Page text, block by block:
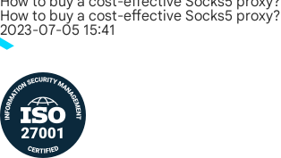
How to buy a cost-effective Socks5 proxy?
2023-07-05 15:41